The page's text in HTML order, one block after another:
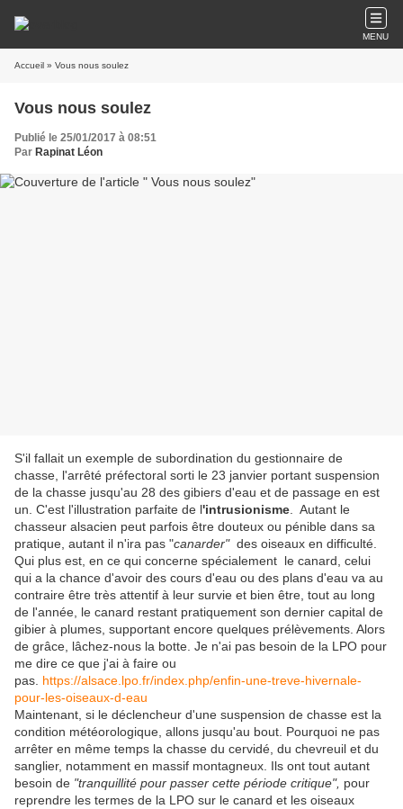
MENU
Accueil » Vous nous soulez
Vous nous soulez
Publié le 25/01/2017 à 08:51
Par Rapinat Léon
S'il fallait un exemple de subordination du gestionnaire de
chasse, l'arrêté préfectoral sorti le 23 janvier portant suspension
de la chasse jusqu'au 28 des gibiers d'eau et de passage en est
un. C'est l'illustration parfaite de l'intrusionisme . Autant le
chasseur alsacien peut parfois être douteux ou pénible dans sa
pratique, autant il n'ira pas "canarder"des oiseaux en difficulté.
Qui plus est, en ce qui concerne spécialement le canard, celui
qui a la chance d'avoir des cours d'eau ou des plans d'eau va au
contraire être très attentif à leur survie et bien être, tout au long
de l'année, le canard restant pratiquement son dernier capital de
gibier à plumes, supportant encore quelques prélèvements. Alors
de grâce, lâchez-nous la botte. Je n'ai pas besoin de la LPO pour
me dire ce que j'ai à faire ou
pas. https://alsace.lpo.fr/index.php/enfin-une-treve-hivernale-
pour-les-oiseaux-d-eau
Maintenant, si le déclencheur d'une suspension de chasse est la
condition météorologique, allons jusqu'au bout. Pourquoi ne pas
arrêter en même temps la chasse du cervidé, du chevreuil et du
sanglier, notamment en massif montagneux. Ils ont tout autant
besoin de "tranquillité pour passer cette période critique", pour
reprendre les termes de la LPO sur le canard et les oiseaux